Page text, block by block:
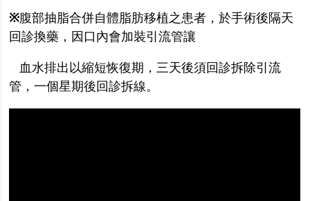
※腹部抽脂合併自體脂肪移植之患者，於手術後隔天
回診換藥，因口內會加裝引流管讓
血水排出以縮短恢復期，三天後須回診拆除引流
管，一個星期後回診拆線。